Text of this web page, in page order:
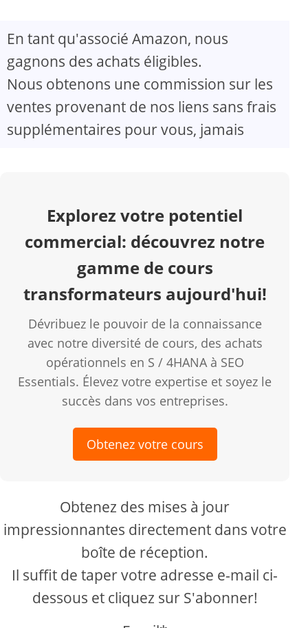
V
i
d
o
En tant qu'associé Amazon, nous
gagnons des achats éligibles.
Nous obtenons une commission sur les
ventes provenant de nos liens sans frais
supplémentaires pour vous, jamais
Explorez votre potentiel
commercial: découvrez notre
gamme de cours
transformateurs aujourd'hui!
Dévribuez le pouvoir de la connaissance
avec notre diversité de cours, des achats
opérationnels en S / 4HANA à SEO
Essentials. Élevez votre expertise et soyez le
succès dans vos entreprises.
Obtenez votre cours
Obtenez des mises à jour
impressionnantes directement dans votre
boîte de réception.
Il suffit de taper votre adresse e-mail ci-
dessous et cliquez sur S'abonner!